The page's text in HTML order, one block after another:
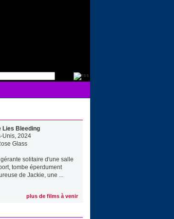
Lies Bleeding
Unis, 2024
Glass
gérante solitaire d'une salle
tombe éperdument
de Jackie, une ...
plus de films à venir